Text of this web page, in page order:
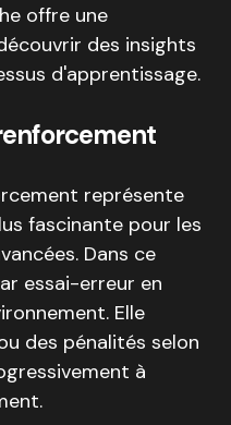
offre une
des insights
d'apprentissage.
représente
fascinante pour les
Dans ce
essai-erreur en
Elle
des pénalités selon
à